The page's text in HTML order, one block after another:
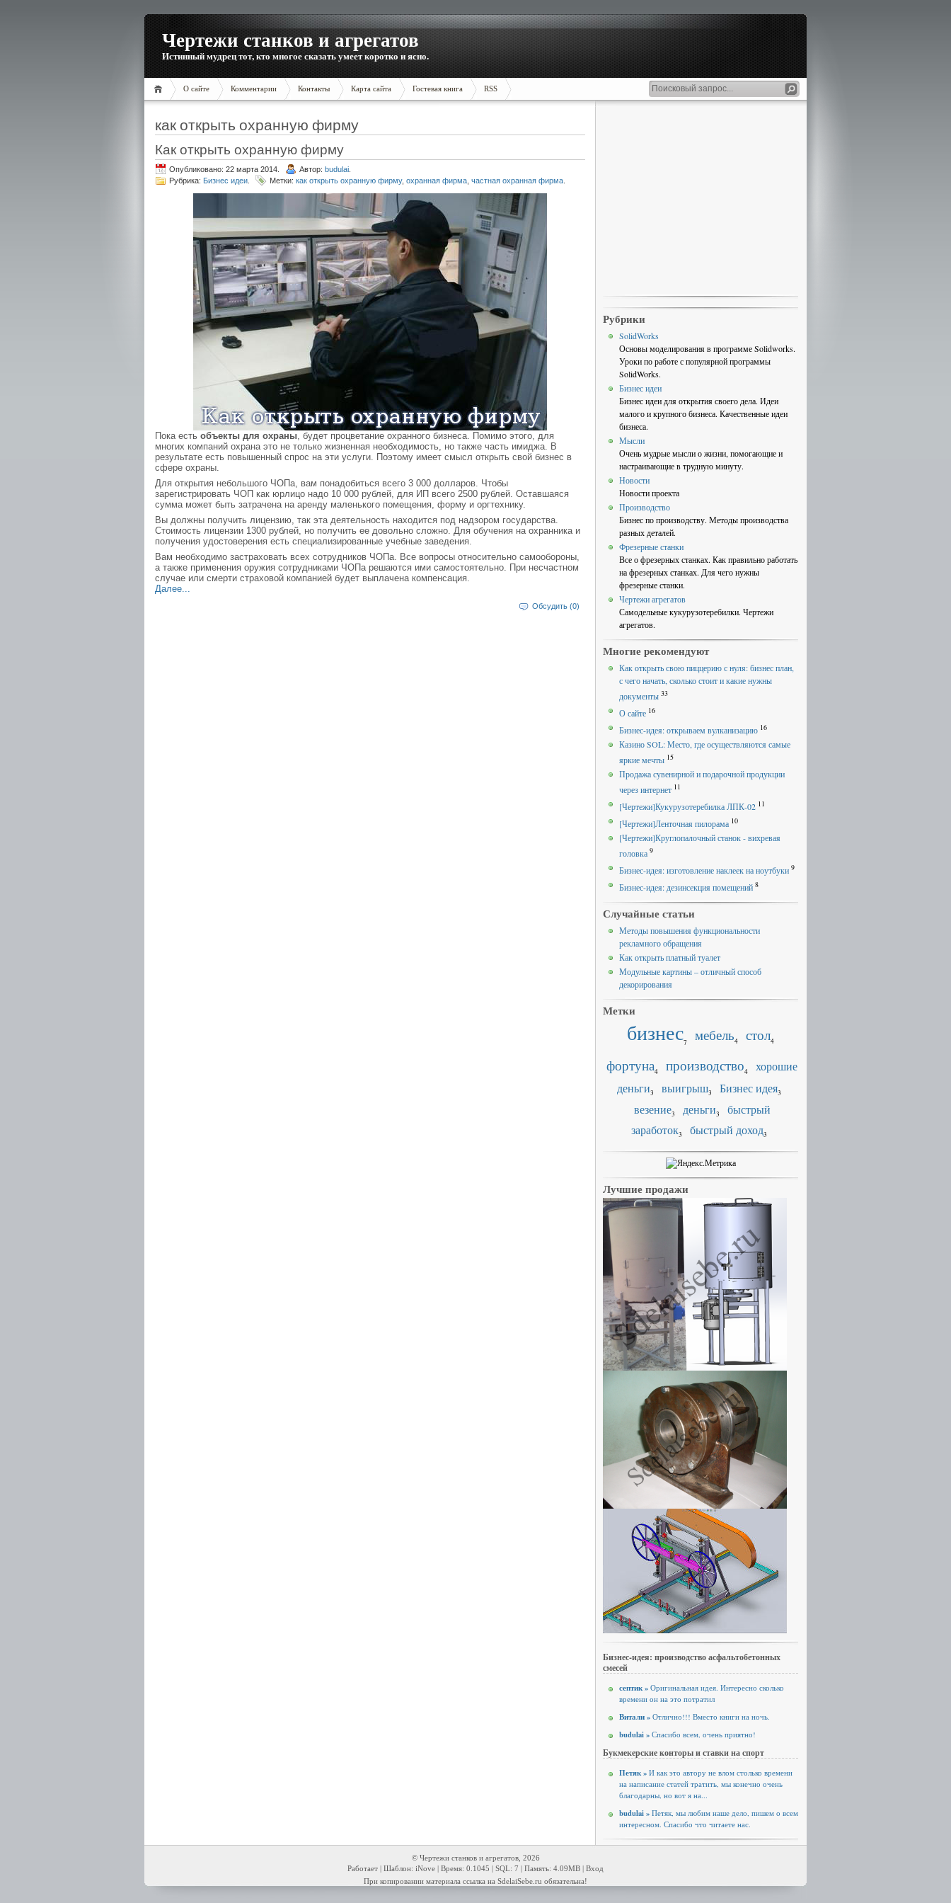
Чертежи станков и агрегатов
Истинный мудрец тот, кто многое сказать умеет коротко и ясно.
О сайте Комментарии Контакты Карта сайта Гостевая книга RSS
как открыть охранную фирму
Как открыть охранную фирму
Опубликовано: 22 марта 2014. Автор: budulai
Рубрика: Бизнес идеи Метки: как открыть охранную фирму, охранная фирма частная охранная фирма
Пока есть объекты для охраны, будет процветание охранного бизнеса. Помимо этого, для
многих компаний охрана это не только жизненная необходимость, но также часть имиджа. В
результате есть повышенный спрос на эти услуги. Поэтому имеет смысл открыть свой бизнес в
сфере охраны.
Для открытия небольшого ЧОПа, вам понадобиться всего 3 000 долларов. Чтобы
зарегистрировать ЧОП как юрлицо надо 10 000 рублей, для ИП всего 2500 рублей. Оставшаяся
сумма может быть затрачена на аренду маленького помещения, форму и оргтехнику.
Вы должны получить лицензию, так эта деятельность находится под надзором государства.
Стоимость лицензии 1300 рублей, но получить ее довольно сложно. Для обучения на охранника и
получения удостоверения есть специализированные учебные заведения.
Вам необходимо застраховать всех сотрудников ЧОПа. Все вопросы относительно самообороны,
а также применения оружия сотрудниками ЧОПа решаются ими самостоятельно. При несчастном
случае или смерти страховой компанией будет выплачена компенсация.
Далее...
Обсудить (0)
Рубрики
SolidWorks
Основы моделирования в программе Solidworks.
Уроки по работе с популярной программы
SolidWorks.
Бизнес идеи
Бизнес идеи для открытия своего дела. Идеи
малого и крупного бизнеса. Качественные идеи
бизнеса.
Мысли
Очень мудрые мысли о жизни, помогающие и
настраивающие в трудную минуту.
Новости
Новости проекта
Производство
Бизнес по производству. Методы производства
разных деталей.
Фрезерные станки
Все о фрезерных станках. Как правильно работать
на фрезерных станках. Для чего нужны
фрезерные станки.
Чертежи агрегатов
Самодельные кукурузотеребилки. Чертежи
агрегатов.
Многие рекомендуют
Как открыть свою пиццерию с нуля: бизнес план,
с чего начать, сколько стоит и какие нужны
документы 33
О сайте 16
Бизнес-идея: открываем вулканизацию 16
Казино SOL: Место, где осуществляются самые
яркие мечты 15
Продажа сувенирной и подарочной продукции
через интернет 11
[Чертежи]Кукурузотеребилка ЛПК-02 11
[Чертежи]Ленточная пилорама 10
[Чертежи]Круглопалочный станок - вихревая
головка 9
Бизнес-идея: изготовление наклеек на ноутбуки 9
Бизнес-идея: дезинсекция помещений 8
Случайные статьи
Методы повышения функциональности
рекламного обращения
Как открыть платный туалет
Модульные картины – отличный способ
декорирования
Метки
бизнес7 мебель4 стол4
фортуна4 производство4
хорошие
деньги3 выигрыш3 Бизнес идея3
везение3 деньги3
быстрый
заработок3 быстрый доход3
Лучшие продажи
Бизнес-идея: производство асфальтобетонных
смесей
септик » Оригинальная идея. Интересно сколько
времени он на это потратил
Витали » Отлично!!! Вместо книги на ночь.
budulai » Спасибо всем, очень приятно!
Букмекерские конторы и ставки на спорт
Петяк » И как это автору не влом столько времени
на написание статей тратить, мы конечно очень
благодарны, но вот я на...
budulai » Петяк, мы любим наше дело, пишем о всем
интересном. Спасибо что читаете нас.
© Чертежи станков и агрегатов, 2026
Работает | Шаблон: iNove | Время: 0.1045 | SQL: 7 | Память: 4.09MB | Вход
При копировании материала ссылка на SdelaiSebe.ru обязательна!